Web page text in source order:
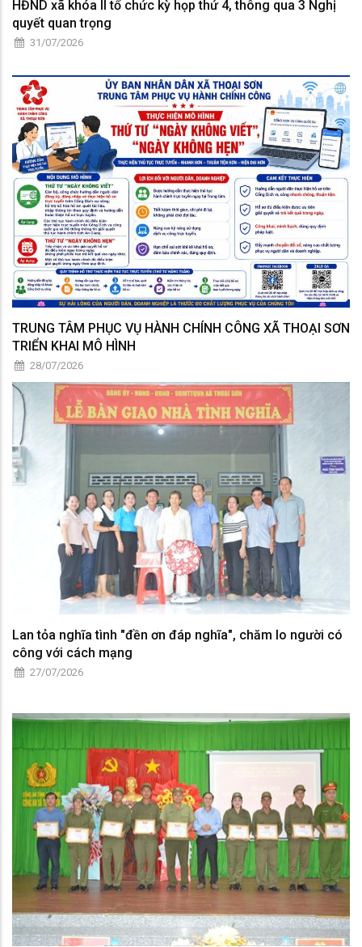
HĐND xã khóa II tổ chức kỳ họp thứ 4, thông qua 3 Nghị
quyết quan trọng
31/07/2026
TRUNG TÂM PHỤC VỤ HÀNH CHÍNH CÔNG XÃ THOẠI SƠN
TRIỂN KHAI MÔ HÌNH
28/07/2026
Lan tỏa nghĩa tình "đền ơn đáp nghĩa", chăm lo người có
công với cách mạng
27/07/2026